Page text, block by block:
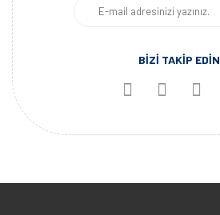
BİZİ TAKİP EDİN